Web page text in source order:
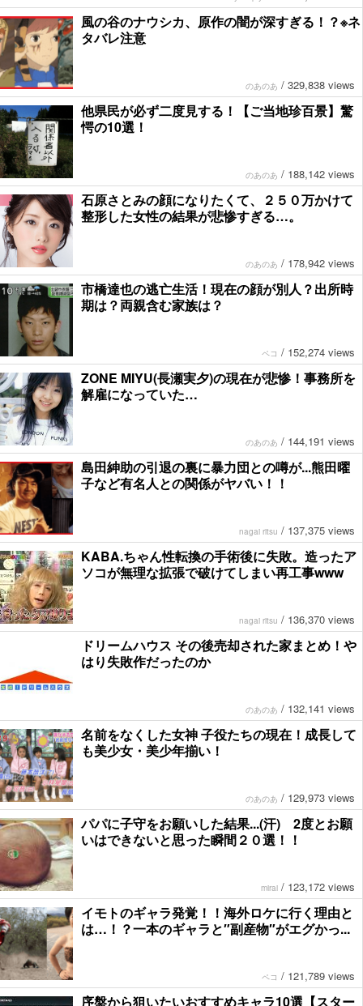
風の谷のナウシカ、原作の闇が深すぎる！？※ネ
タバレ注意
のあのあ / 329,838 views
他県民が必ず二度見する！【ご当地珍百景】驚
愕の10選！
のあのあ / 188,142 views
石原さとみの顔になりたくて、２５０万かけて
整形した女性の結果が悲惨すぎる…。
のあのあ / 178,942 views
市橋達也の逃亡生活！現在の顔が別人？出所時
期は？両親含む家族は？
ペコ / 152,274 views
ZONE MIYU(長瀬実夕)の現在が悲惨！事務所を
解雇になっていた…
のあのあ / 144,191 views
島田紳助の引退の裏に暴力団との噂が...熊田曜
子など有名人との関係がヤバい！！
nagai ritsu / 137,375 views
KABA.ちゃん性転換の手術後に失敗。造ったア
ソコが無理な拡張で破けてしまい再工事www
nagai ritsu / 136,370 views
ドリームハウス その後売却された家まとめ！や
はり失敗作だったのか
のあのあ / 132,141 views
名前をなくした女神 子役たちの現在！成長して
も美少女・美少年揃い！
のあのあ / 129,973 views
パパに子守をお願いした結果...(汗) 2度とお願
いはできないと思った瞬間２０選！！
mirai / 123,172 views
イモトのギャラ発覚！！海外ロケに行く理由と
は…！？一本のギャラと″副産物″がエグかっ...
ペコ / 121,789 views
序盤から狙いたいおすすめキャラ10選【スター